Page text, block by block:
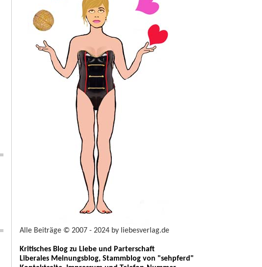
Alle Beiträge © 2007 - 2024 by liebesverlag.de
Kritisches Blog zu Liebe und Parterschaft
Liberales Meinungsblog, Stammblog von "sehpferd"